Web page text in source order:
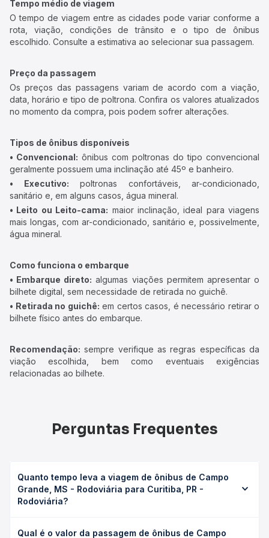
Tempo médio de viagem
O tempo de viagem entre as cidades pode variar conforme a
rota, viação, condições de trânsito e o tipo de ônibus
escolhido. Consulte a estimativa ao selecionar sua passagem.
Preço da passagem
Os preços das passagens variam de acordo com a viação,
data, horário e tipo de poltrona. Confira os valores atualizados
no momento da compra, pois podem sofrer alterações.
Tipos de ônibus disponíveis
• Convencional: ônibus com poltronas do tipo convencional
geralmente possuem uma inclinação até 45º e banheiro.
• Executivo: poltronas confortáveis, ar-condicionado,
sanitário e, em alguns casos, água mineral.
• Leito ou Leito-cama: maior inclinação, ideal para viagens
mais longas, com ar-condicionado, sanitário e, possivelmente,
água mineral.
Como funciona o embarque
• Embarque direto: algumas viações permitem apresentar o
bilhete digital, sem necessidade de retirada no guichê.
• Retirada no guichê: em certos casos, é necessário retirar o
bilhete físico antes do embarque.
Recomendação: sempre verifique as regras específicas da
viação escolhida, bem como eventuais exigências
relacionadas ao bilhete.
Perguntas Frequentes
Quanto tempo leva a viagem de ônibus de Campo
Grande, MS - Rodoviária para Curitiba, PR -
Rodoviária?
para Curitiba, PR - Rodoviária leva em média 18h 16min,
Qual é o valor da passagem de ônibus de Campo